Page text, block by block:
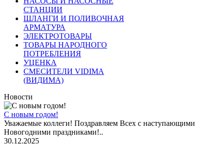
СТАНЦИИ
ШЛАНГИ И ПОЛИВОЧНАЯ
АРМАТУРА
ЭЛЕКТРОТОВАРЫ
ТОВАРЫ НАРОДНОГО
ПОТРЕБЛЕНИЯ
УЦЕНКА
СМЕСИТЕЛИ VIDIMA
(ВИДИМА)
Новости
С новым годом!
Уважаемые коллеги! Поздравляем Всех с наступающими
Новогодними праздниками!..
30.12.2025